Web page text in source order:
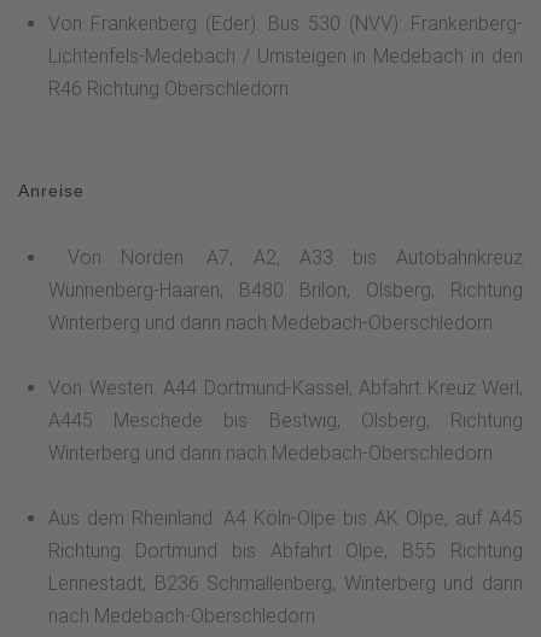
Von Frankenberg (Eder): Bus 530 (NVV): Frankenberg-
Lichtenfels-Medebach / Umsteigen in Medebach in den
R46 Richtung Oberschledorn
Anreise
Von Norden: A7, A2, A33 bis Autobahnkreuz
Wünnenberg-Haaren, B480 Brilon, Olsberg, Richtung
Winterberg und dann nach Medebach-Oberschledorn
Von Westen: A44 Dortmund-Kassel, Abfahrt Kreuz Werl,
A445 Meschede bis Bestwig, Olsberg, Richtung
Winterberg und dann nach Medebach-Oberschledorn
Aus dem Rheinland: A4 Köln-Olpe bis AK Olpe, auf A45
Richtung Dortmund bis Abfahrt Olpe, B55 Richtung
Lennestadt, B236 Schmallenberg, Winterberg und dann
nach Medebach-Oberschledorn